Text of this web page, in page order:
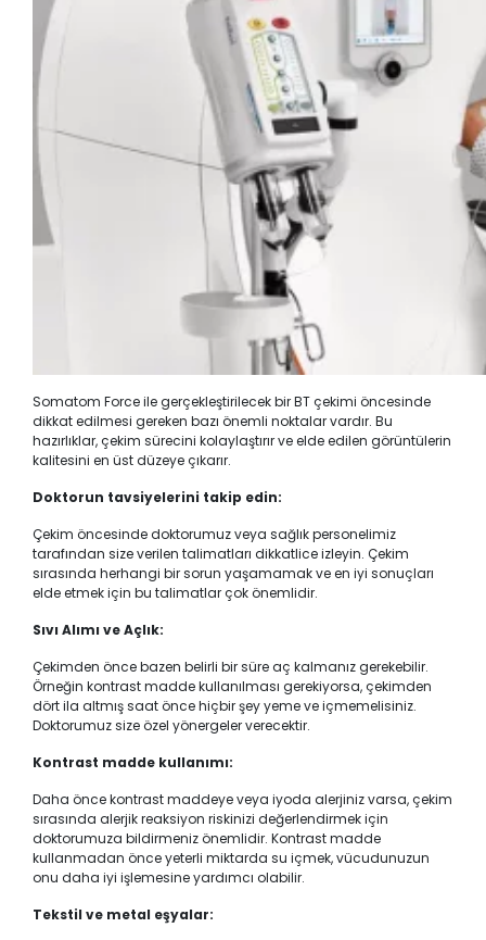
Somatom Force ile gerçekleştirilecek bir BT çekimi öncesinde
dikkat edilmesi gereken bazı önemli noktalar vardır. Bu
hazırlıklar, çekim sürecini kolaylaştırır ve elde edilen görüntülerin
kalitesini en üst düzeye çıkarır.
Doktorun tavsiyelerini takip edin:
Çekim öncesinde doktorumuz veya sağlık personelimiz
tarafından size verilen talimatları dikkatlice izleyin. Çekim
sırasında herhangi bir sorun yaşamamak ve en iyi sonuçları
elde etmek için bu talimatlar çok önemlidir.
Sıvı Alımı ve Açlık:
Çekimden önce bazen belirli bir süre aç kalmanız gerekebilir.
Örneğin kontrast madde kullanılması gerekiyorsa, çekimden
dört ila altmış saat önce hiçbir şey yeme ve içmemelisiniz.
Doktorumuz size özel yönergeler verecektir.
Kontrast madde kullanımı:
Daha önce kontrast maddeye veya iyoda alerjiniz varsa, çekim
sırasında alerjik reaksiyon riskinizi değerlendirmek için
doktorumuza bildirmeniz önemlidir. Kontrast madde
kullanmadan önce yeterli miktarda su içmek, vücudunuzun
onu daha iyi işlemesine yardımcı olabilir.
Tekstil ve metal eşyalar: